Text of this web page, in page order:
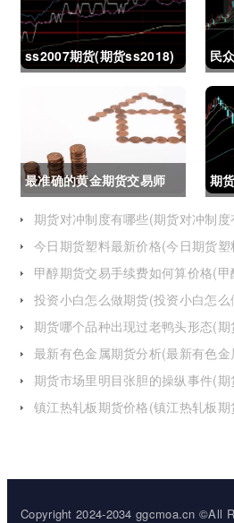
ss2007期货(期货ss2018)
民
么
最准确的黄金期货交易师
(最准确的黄金期货交易师
是谁)
期
(期
寸
期货对冲制度有哪些(期货对冲制度
今日期货塑料最新价格(今日期货
甲醇期货交易手续费如何算价格(
价格的)
投资小白怎么做期货(投资小白怎么
期货哪个品种出现过老鸭头形态(
形态的变化)
最新有色金属期货分析(最新有色
期货市场里明目张胆的操纵事件(
事件是什么)
镇江热轧板期货价格(镇江热轧板期
Copyright 2024-2034 ggcmoa.cn ©All